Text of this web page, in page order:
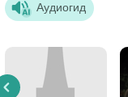
Аудиогид